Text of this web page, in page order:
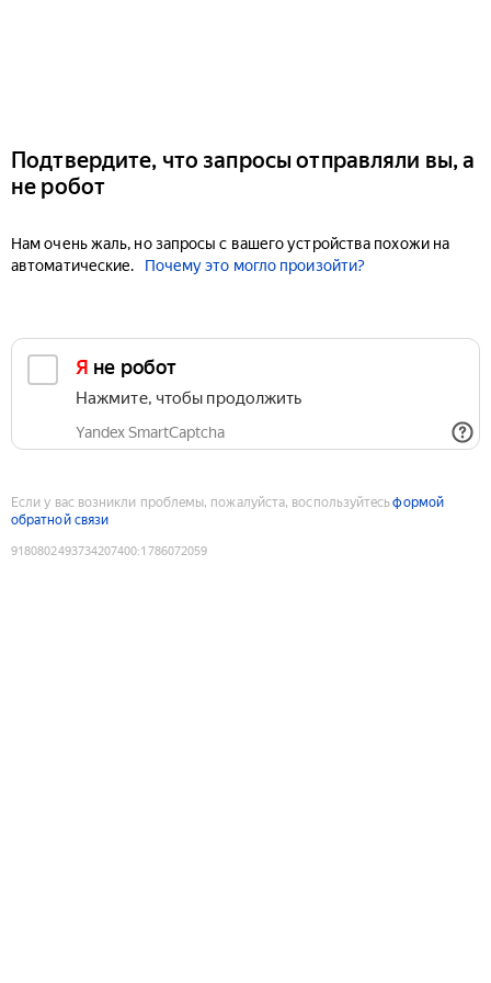
Подтвердите, что запросы отправляли вы, а
не робот
Нам очень жаль, но запросы с вашего устройства похожи на
автоматические.
Почему это могло произойти?
Я не робот
Нажмите, чтобы продолжить
Yandex SmartCaptcha
Если у вас возникли проблемы, пожалуйста, воспользуйтесьформой
обратной связи
9180802493734207400:1786072059